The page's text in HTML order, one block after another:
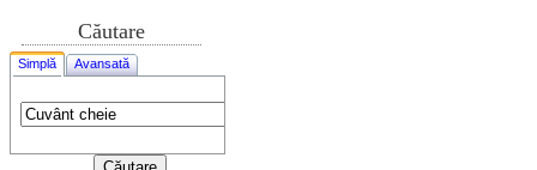
Căutare
Simplă Avansată